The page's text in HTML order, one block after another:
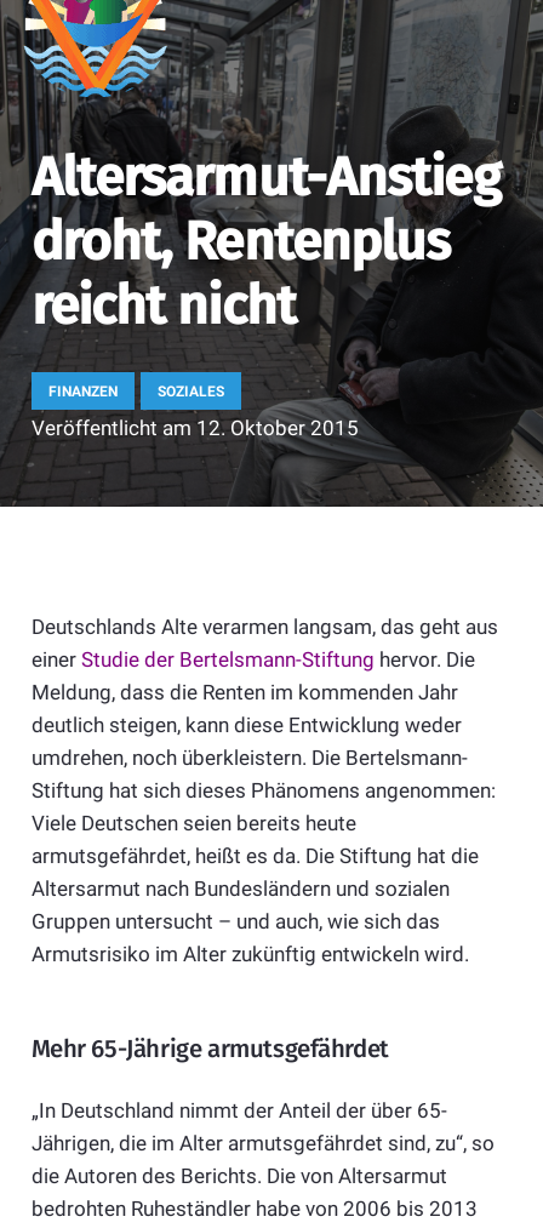
Altersarmut-Anstieg
droht, Rentenplus
reicht nicht
FINANZEN SOZIALES
Veröffentlicht am 12. Oktober 2015
Deutschlands Alte verarmen langsam, das geht aus
einer Studie der Bertelsmann-Stiftung hervor. Die
Meldung, dass die Renten im kommenden Jahr
deutlich steigen, kann diese Entwicklung weder
umdrehen, noch überkleistern. Die Bertelsmann-
Stiftung hat sich dieses Phänomens angenommen:
Viele Deutschen seien bereits heute
armutsgefährdet, heißt es da. Die Stiftung hat die
Altersarmut nach Bundesländern und sozialen
Gruppen untersucht – und auch, wie sich das
Armutsrisiko im Alter zukünftig entwickeln wird.
Mehr 65-Jährige armutsgefährdet
„In Deutschland nimmt der Anteil der über 65-
Jährigen, die im Alter armutsgefährdet sind, zu“, so
die Autoren des Berichts. Die von Altersarmut
bedrohten Ruheständler habe von 2006 bis 2013